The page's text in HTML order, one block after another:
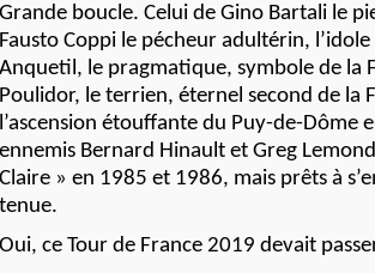
Grande boucle. Celui de Gino Bartali le
Fausto Coppi le pécheur adultérin,
Anquetil, le pragmatique, symbole de la
Poulidor, le terrien, éternel second de la
l’ascension étouffante du Puy-de-Dôme
ennemis Bernard Hinault et Greg
Claire » en 1985 et 1986, mais prêts à
tenue.
Oui, ce Tour de France 2019 devait